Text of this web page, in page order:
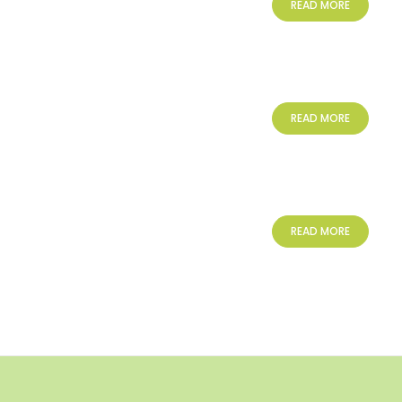
READ MORE
READ MORE
READ MORE